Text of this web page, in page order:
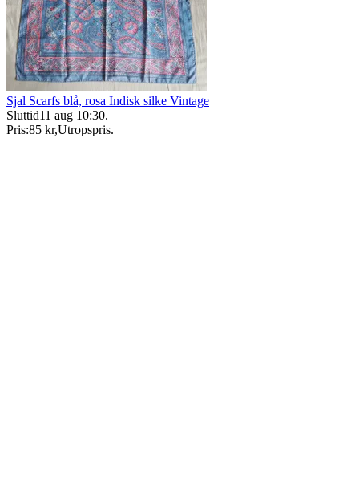
Sjal Scarfs blå, rosa Indisk silke Vintage
Sluttid11 aug 10:30.
Pris:85 kr,Utropspris.